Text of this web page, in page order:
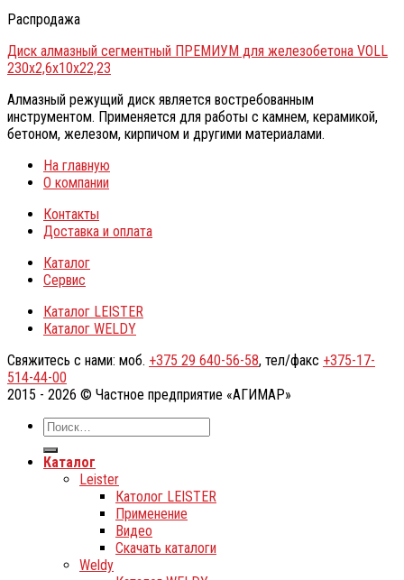
Распродажа
Диск алмазный сегментный ПРЕМИУМ для железобетона VOLL
230х2,6х10х22,23
Алмазный режущий диск является востребованным
инструментом. Применяется для работы с камнем, керамикой,
бетоном, железом, кирпичом и другими материалами.
На главную
О компании
Контакты
Доставка и оплата
Каталог
Сервис
Каталог LEISTER
Каталог WELDY
Свяжитесь с нами: моб. +375 29 640-56-58, тел/факс +375-17-
514-44-00
2015 - 2026 © Частное предприятие «АГИМАР»
Каталог
Leister
Католог LEISTER
Применение
Видео
Скачать каталоги
Weldy